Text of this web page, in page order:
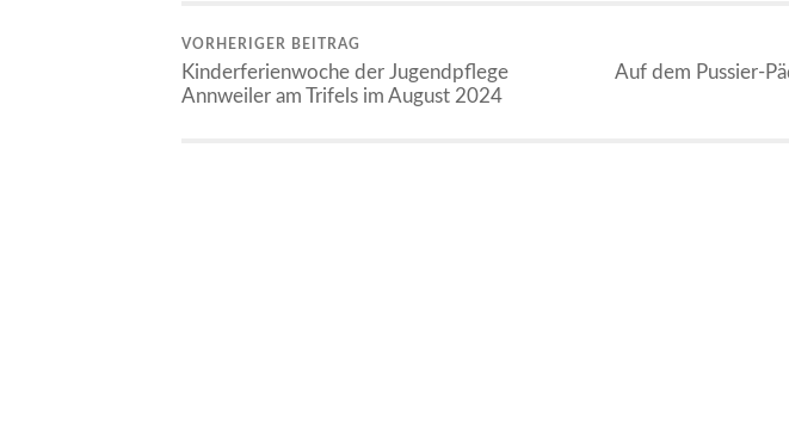
VORHERIGER BEITRAG
Kinderferienwoche der Jugendpflege
Annweiler am Trifels im August 2024
Auf dem Pussier-